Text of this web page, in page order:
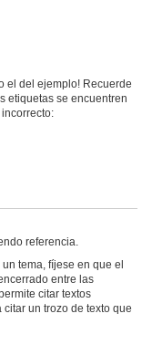
el del ejemplo! Recuerde
etiquetas se encuentren
referencia.
tema, fíjese en que el
entre las
citar textos
un trozo de texto que